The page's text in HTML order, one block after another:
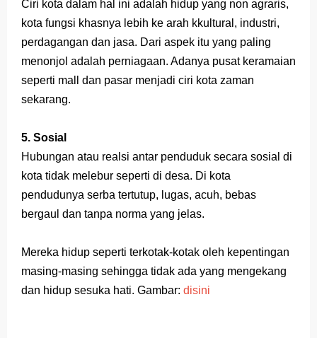
Ciri kota dalam hal ini adalah hidup yang non agraris,
kota fungsi khasnya lebih ke arah kkultural, industri,
perdagangan dan jasa. Dari aspek itu yang paling
menonjol adalah perniagaan. Adanya pusat keramaian
seperti mall dan pasar menjadi ciri kota zaman
sekarang.
5. Sosial
Hubungan atau realsi antar penduduk secara sosial di
kota tidak melebur seperti di desa. Di kota
pendudunya serba tertutup, lugas, acuh, bebas
bergaul dan tanpa norma yang jelas.
Mereka hidup seperti terkotak-kotak oleh kepentingan
masing-masing sehingga tidak ada yang mengekang
dan hidup sesuka hati. Gambar: disini